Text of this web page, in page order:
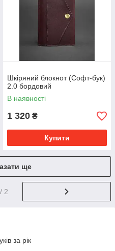
Шкіряний блокнот (Софт-бук)
2.0 бордовий
В наявності
1 320 ₴
Купити
ще
/ 2
за рік